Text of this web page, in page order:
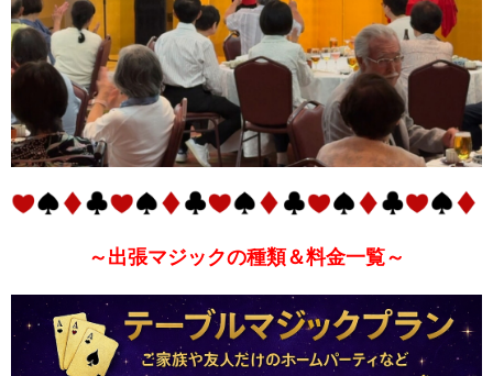
～出張マジックの種類＆料金一覧～